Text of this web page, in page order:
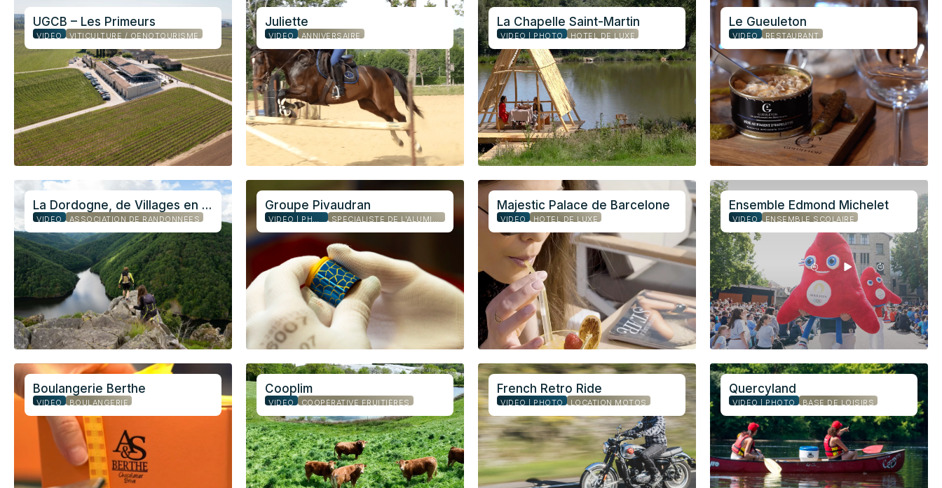
UGCB – Les Primeurs
VIDÉO VITICULTURE / OENOTOURISME
Juliette
VIDÉO ANNIVERSAIRE
La Chapelle Saint-Martin
VIDÉO | PHOTO HOTEL DE LUXE
Le Gueuleton
VIDÉO RESTAURANT
La Dordogne, de Villages en Barrages
VIDÉO ASSOCIATION DE RANDONNÉES
Groupe Pivaudran
VIDÉO | PHOTO SPÉCIALISTE DE L'ALUMINIUM
Majestic Palace de Barcelone
VIDÉO HÔTEL DE LUXE
Ensemble Edmond Michelet
VIDÉO ENSEMBLE SCOLAIRE
Boulangerie Berthe
VIDÉO BOULANGERIE
Cooplim
VIDÉO COOPÉRATIVE FRUITIÈRES
French Retro Ride
VIDÉO | PHOTO LOCATION MOTOS
Quercyland
VIDÉO | PHOTO BASE DE LOISIRS